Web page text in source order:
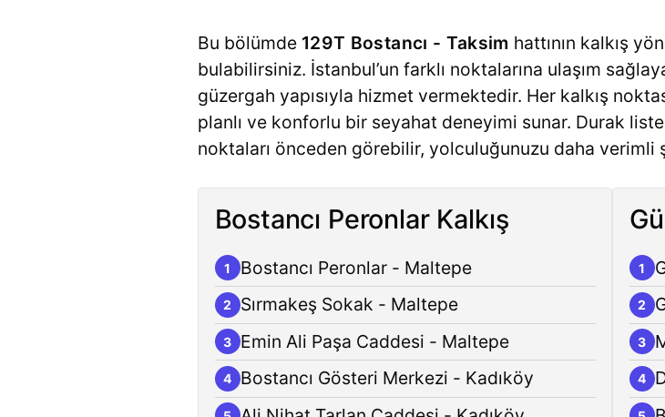
Bu bölümde 129T Bostancı - Taksim hattının kalkış
bulabilirsiniz. İstanbul’un farklı noktalarına ulaşım
güzergah yapısıyla hizmet vermektedir. Her kalkış
planlı ve konforlu bir seyahat deneyimi sunar. Durak
noktaları önceden görebilir, yolculuğunuzu daha
Bostancı Peronlar Kalkış
1 Bostancı Peronlar - Maltepe
2 Sırmakeş Sokak - Maltepe
3 Emin Ali Paşa Caddesi - Maltepe
4 Bostancı Gösteri Merkezi - Kadıköy
1
2
3
4